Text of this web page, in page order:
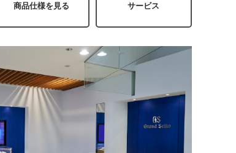
商品仕様を見る サービス